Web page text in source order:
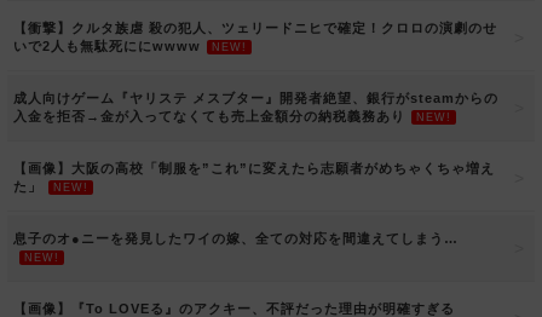
【衝撃】クルタ族虐 殺の犯人、ツェリードニヒで確定！クロロの演劇のせ
いで2人も無駄死ににwwww
NEW!
成人向けゲーム『ヤリステ メスブター』開発者絶望、銀行がsteamからの
入金を拒否→金が入ってなくても売上金額分の納税義務あり
NEW!
【画像】大阪の高校「制服を”これ”に変えたら志願者がめちゃくちゃ増え
た」
NEW!
息子のオ●ニーを発見したワイの嫁、全ての対応を間違えてしまう…
NEW!
【画像】『To LOVEる』のアクキー、不評だった理由が明確すぎる